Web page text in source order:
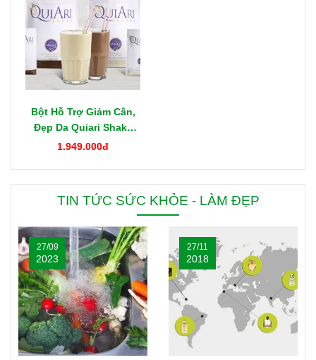
Bột Hỗ Trợ Giảm Cân,
Đẹp Da Quiari Shake
1000g Mỹ
1.949.000đ
TIN TỨC SỨC KHỎE - LÀM ĐẸP
27/09
2023
27/11
2018